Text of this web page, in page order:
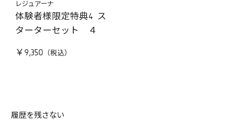
レジュアーナ
体験者様限定特典4 ス
ターターセット ４
￥9,350
履歴を残さない